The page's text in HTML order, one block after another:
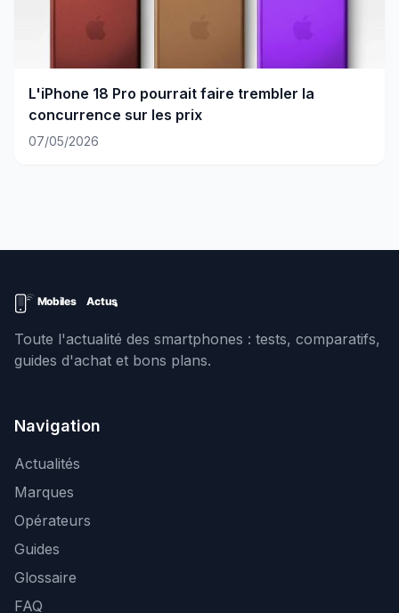
L'iPhone 18 Pro pourrait faire trembler la
concurrence sur les prix
07/05/2026
Toute l'actualité des smartphones : tests, comparatifs,
guides d'achat et bons plans.
Navigation
Actualités
Marques
Opérateurs
Guides
Glossaire
FAQ